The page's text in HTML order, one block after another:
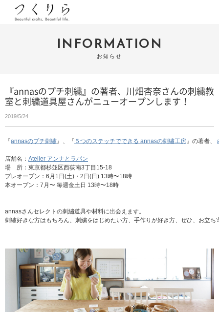
INFORMATION
お知らせ
『annasのプチ刺繍』の著者、川畑杏奈さんの刺繍教
室と刺繍道具屋さんがニューオープンします！
2019/5/24
『annasのプチ刺繍』、『 ５つのステッチでできる annasの刺繍工房』の著者、
店舗名： Atelier アンナとラパン
場　所：東京都杉並区西荻南3丁目15-18
プレオープン：6月1日(土)・2日(日) 13時〜18時
本オープン：7月〜 毎週金土日 13時〜18時
annasさんセレクトの刺繡道具や材料に出会えます。
刺繍好きな方はもちろん、刺繍をはじめたい方、手作りが好き方、ぜひ、お立ち